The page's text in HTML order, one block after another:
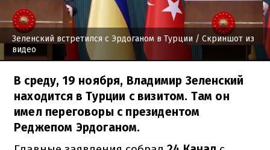
Зеленский встретился с Эрдоганом в Турции / Скриншот из
видео
В среду, 19 ноября, Владимир Зеленский
находится в Турции с визитом. Там он
имел переговоры с президентом
Реджепом Эрдоганом.